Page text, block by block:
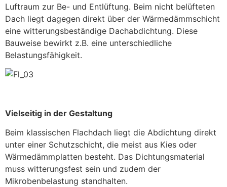
Luftraum zur Be- und Entlüftung. Beim nicht belüfteten
Dach liegt dagegen direkt über der Wärmedämmschicht
eine witterungsbeständige Dachabdichtung. Diese
Bauweise bewirkt z.B. eine unterschiedliche
Belastungsfähigkeit.
Vielseitig in der Gestaltung
Beim klassischen Flachdach liegt die Abdichtung direkt
unter einer Schutzschicht, die meist aus Kies oder
Wärmedämmplatten besteht. Das Dichtungsmaterial
muss witterungsfest sein und zudem der
Mikrobenbelastung standhalten.